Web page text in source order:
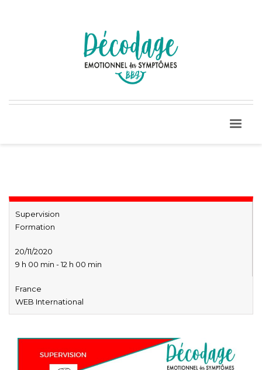
Supervision
Formation
20/11/2020
9 h 00 min - 12 h 00 min
France
WEB International